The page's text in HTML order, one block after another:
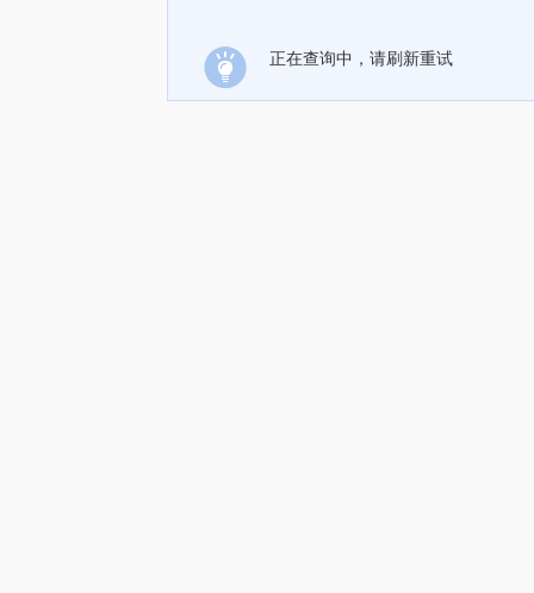
正在查询中，请刷新重试